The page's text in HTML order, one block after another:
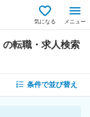
気になる メニュー
の転職・求人検索
条件で並び替え